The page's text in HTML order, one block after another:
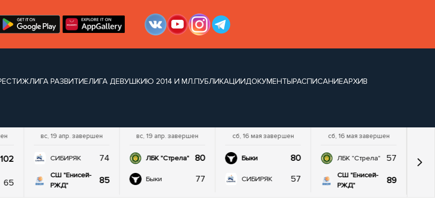
ЛИГА РАЗВИТИЕЛИГА ДЕВУШКИЮ 2014 И МЛ.ПУБЛИКАЦИИДОКУМЕНТЫРАСПИСАНИЕАРХИВ
102
65
вс, 19 апр. завершен
СИБИРЯК 74
СШ "Енисей-
РЖД"
85
вс, 19 апр. завершен
ЛБК "Стрела" 80
Быки 77
сб, 16 мая завершен
Быки 80
СИБИРЯК 57
сб, 16 мая завершен
ЛБК "Стрела" 57
СШ "Енисей-
РЖД"
89